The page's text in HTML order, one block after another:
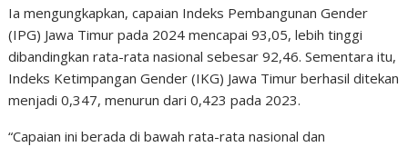
Ia mengungkapkan, capaian Indeks Pembangunan Gender
(IPG) Jawa Timur pada 2024 mencapai 93,05, lebih tinggi
dibandingkan rata-rata nasional sebesar 92,46. Sementara itu,
Indeks Ketimpangan Gender (IKG) Jawa Timur berhasil ditekan
menjadi 0,347, menurun dari 0,423 pada 2023.
“Capaian ini berada di bawah rata-rata nasional dan